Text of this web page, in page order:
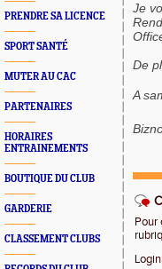
PRENDRE SA LICENCE
SPORT SANTÉ
MUTER AU CAC
PARTENAIRES
HORAIRES
ENTRAINEMENTS
BOUTIQUE DU CLUB
GARDERIE
CLASSEMENT CLUBS
Je
De
A
Pour